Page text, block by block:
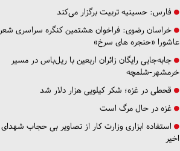
فارس: حسینیه تربیت برگزار می‌کند
خراسان رضوی: فراخوان هشتمین کنگره سراسری شعر
عاشورا «حنجره های سرخ»
جابه‌جایی رایگان زائران اربعین با ریل‌باس در مسیر
خرمشهر-شلمچه
قحطی در غزه؛ شکر کیلویی هزار دلار شد
غزه در حال مرگ است
استفاده ابزاری وزارت کار از تصاویر بی حجاب شهدای
اخیر